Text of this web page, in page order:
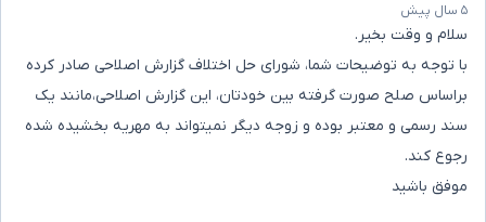
۵ سال پیش
سلام و وقت بخیر.
با توجه به توضیحات شما، شورای حل اختلاف گزارش اصلاحی صادر کرده
براساس صلح صورت گرفته بین خودتان، این گزارش اصلاحی،مانند یک
سند رسمی و معتبر بوده و زوجه دیگر نمیتواند به مهریه بخشیده شده
رجوع کند.
موفق باشید